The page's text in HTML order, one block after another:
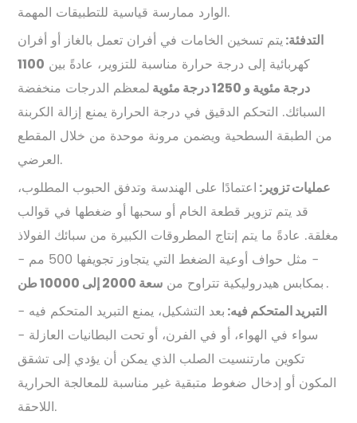
الوارد ممارسة قياسية للتطبيقات المهمة.
التدفئة:يتم تسخين الخامات في أفران تعمل بالغاز أو أفران
كهربائية إلى درجة حرارة مناسبة للتزوير، عادةً بين 1100
درجة مئوية و 1250 درجة مئوية
لمعظم الدرجات منخفضة
السبائك. التحكم الدقيق في درجة الحرارة يمنع إزالة الكربنة
من الطبقة السطحية ويضمن مرونة موحدة من خلال المقطع
العرضي.
عمليات تزوير: اعتمادًا على الهندسة وتدفق الحبوب المطلوب،
قد يتم تزوير قطعة الخام أو سحبها أو ضغطها في قوالب
مغلقة. عادةً ما يتم إنتاج المطروقات الكبيرة من سبائك الفولاذ
- مثل حواف أوعية الضغط التي يتجاوز تجويفها 500 مم -
بمكابس هيدروليكية تتراوح من.
التبريد المتحكم فيه: بعد التشكيل، يمنع التبريد المتحكم فيه -
سواء في الهواء، أو في الفرن، أو تحت البطانيات العازلة -
تكوين مارتنسيت الصلب الذي يمكن أن يؤدي إلى تشقق
المكون أو إدخال ضغوط متبقية غير مناسبة للمعالجة الحرارية
اللاحقة.